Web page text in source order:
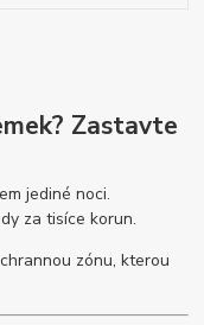
Zastavte
jediné noci.
za tisíce korun.
zónu, kterou